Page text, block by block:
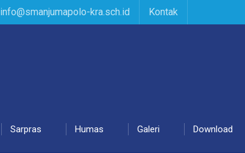
info@smanjumapolo-kra.sch.id Kontak
Sarpras Humas Galeri Download